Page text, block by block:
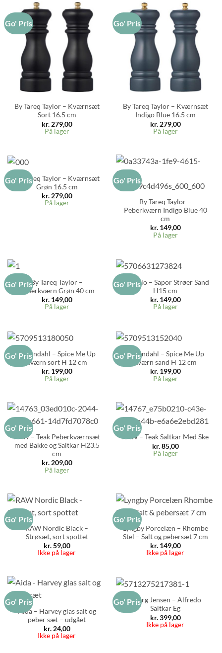
Go' Pris
By Tareq Taylor – Kværnsæt
Sort 16.5 cm
kr.279,00
På lager
Go' Pris
By Tareq Taylor – Kværnsæt
Indigo Blue 16.5 cm
kr.279,00
På lager
Go' Pris
By Tareq Taylor – Kværnsæt
Grøn 16.5 cm
kr.279,00
På lager
Go' Pris
By Tareq Taylor –
Peberkværn Indigo Blue 40
cm
kr.149,00
På lager
Go' PrisBy Tareq Taylor –
Peberkværn Grøn 40 cm
kr.149,00
På lager
Go' Pris
Eva Solo – Sapor Strøer Sand
H15 cm
kr.149,00
På lager
Go' PrisRosendahl – Spice Me Up
kværn sort H 12 cm
kr.199,00
På lager
Go' PrisRosendahl – Spice Me Up
kværn sand H 12 cm
kr.199,00
På lager
Go' Pris
RAW – Teak Peberkværnsæt
med Bakke og Saltkar H23.5
cm
kr.209,00
På lager
Go' Pris
RAW – Teak Saltkar Med Ske
kr.85,00
På lager
Go' Pris
RAW Nordic Black –
Strøsæt, sort spottet
kr.59,00
Ikke på lager
Go' Pris
Lyngby Porcelæn – Rhombe
Stel – Salt og pebersæt 7 cm
kr.149,00
Ikke på lager
Go' Pris
Aida – Harvey glas salt og
peber sæt – udgået
kr.24,00
Ikke på lager
Go' PrisGeorg Jensen – Alfredo
Saltkar Eg
kr.399,00
Ikke på lager